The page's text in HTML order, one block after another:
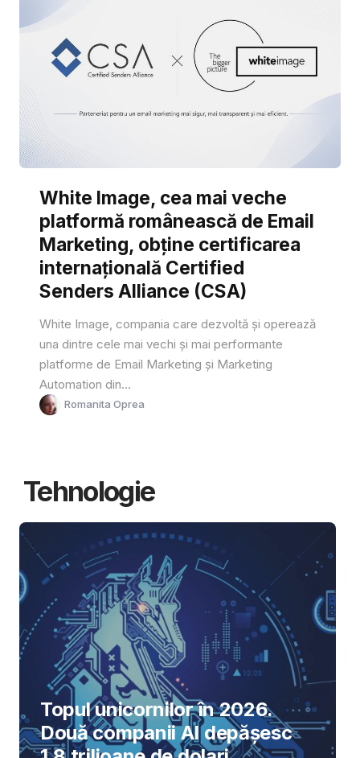
White Image, cea mai veche
platformă românească de Email
Marketing, obține certificarea
internațională Certified
Senders Alliance (CSA)
White Image, compania care dezvoltă și operează
una dintre cele mai vechi și mai performante
platforme de Email Marketing și Marketing
Automation din...
Romanita Oprea
Tehnologie
Topul unicornilor în 2026.
Două companii AI depășesc